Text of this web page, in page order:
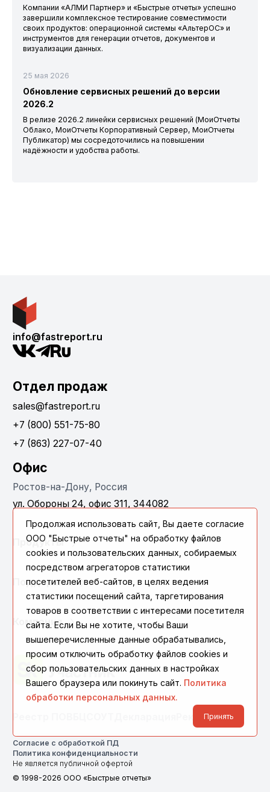
Компании «АЛМИ Партнер» и «Быстрые отчеты» успешно
завершили комплексное тестирование совместимости
своих продуктов: операционной системы «АльтерОС» и
инструментов для генерации отчетов, документов и
визуализации данных.
25 мая 2026
Обновление сервисных решений до версии
2026.2
В релизе 2026.2 линейки сервисных решений (МоиОтчеты
Облако, МоиОтчеты Корпоративный Сервер, МоиОтчеты
Публикатор) мы сосредоточились на повышении
надёжности и удобства работы.
info@fastreport.ru
Отдел продаж
sales@fastreport.ru
+7 (800) 551-75-80
+7 (863) 227-07-40
Офис
Ростов-на-Дону, Россия
ул. Обороны 24, офис 311, 344082
Продукты
Поддержка
Компания
Реквизиты
Согласие с обработкой ПД
Политика конфиденциальности
Не является публичной офертой
© 1998-2026 ООО «Быстрые отчеты»
Продолжая использовать сайт, Вы даете согласие
ООО "Быстрые отчеты" на обработку файлов
cookies и пользовательских данных, собираемых
посредством агрегаторов статистики
посетителей веб-сайтов, в целях ведения
статистики посещений сайта, таргетирования
товаров в соответствии с интересами посетителя
сайта. Если Вы не хотите, чтобы Ваши
вышеперечисленные данные обрабатывались,
просим отключить обработку файлов cookies и
сбор пользовательских данных в настройках
Вашего браузера или покинуть сайт. Политика
обработки персональных данных.
Принять